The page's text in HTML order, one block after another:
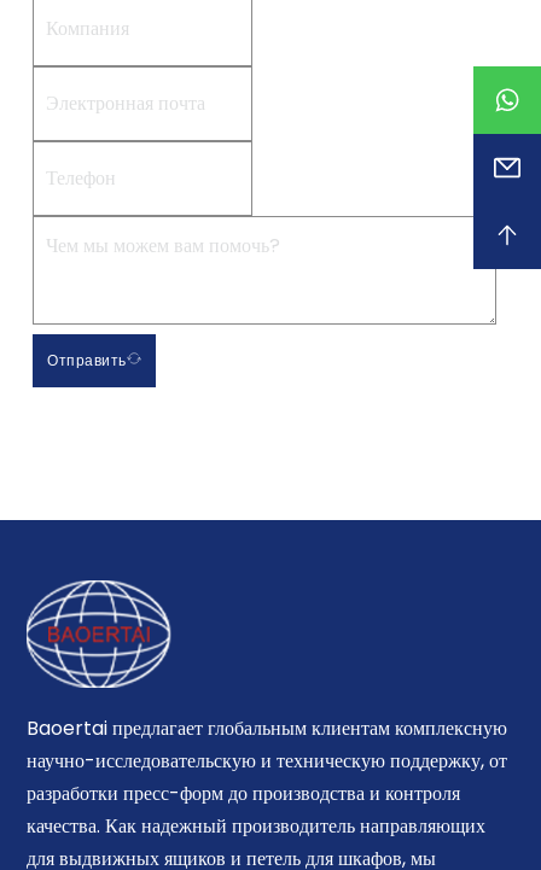
Отправить
Baoertai предлагает глобальным клиентам комплексную
научно-исследовательскую и техническую поддержку, от
разработки пресс-форм до производства и контроля
качества. Как надежный производитель направляющих
для выдвижных ящиков и петель для шкафов, мы